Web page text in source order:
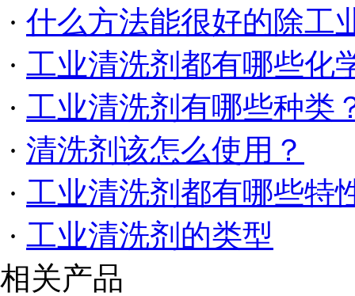
· 什么方法能很好的除工
· 工业清洗剂都有哪些化
· 工业清洗剂有哪些种类
· 清洗剂该怎么使用？
· 工业清洗剂都有哪些特
· 工业清洗剂的类型
相关产品